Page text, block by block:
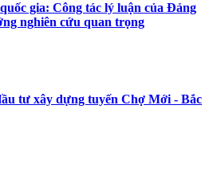
gia: Công tác lý luận của Đảng
nghiên cứu quan trọng
tư xây dựng tuyến Chợ Mới - Bắc